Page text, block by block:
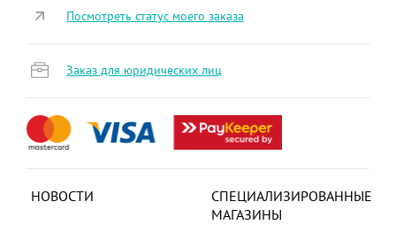
НОВОСТИ
СПЕЦИАЛИЗИРОВАННЫЕ
МАГАЗИНЫ
Посмотреть статус моего заказа
Заказ для юридических лиц